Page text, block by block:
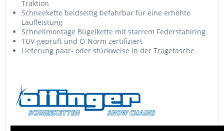
Traktion
Schneekette beidseitig befahrbar für eine erhöhte
Laufleistung
Schnellmontage Bügelkette mit starrem Federstahlring
TÜV-geprüft und Ö-Norm zertifiziert
Lieferung paar- oder stückweise in der Tragetasche